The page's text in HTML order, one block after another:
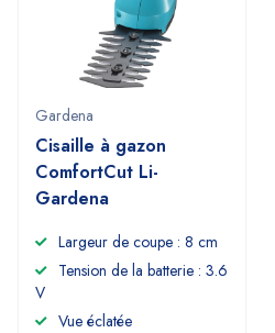
Gardena
Cisaille à gazon
ComfortCut Li-
Gardena
Largeur de coupe : 8 cm
Tension de la batterie : 3.6
V
Vue éclatée